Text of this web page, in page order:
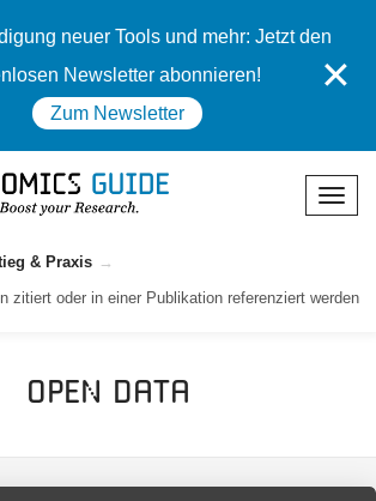
neuer Tools und mehr: Jetzt den
Newsletter abonnieren!
Zum Newsletter
✕
& Praxis
zitiert oder in einer Publikation referenziert werden
Open Data